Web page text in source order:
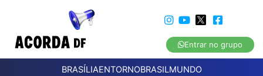
Entrar no grupo
BRASÍLIAENTORNOBRASILMUNDO